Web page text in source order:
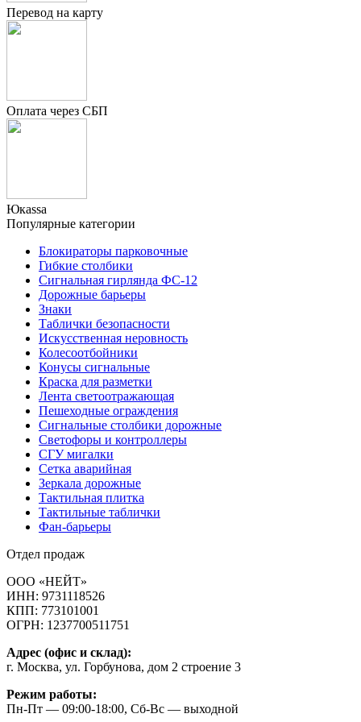
Перевод на карту
Оплата через СБП
Юкаssа
Популярные категории
Блокираторы парковочные
Гибкие столбики
Сигнальная гирлянда ФС-12
Дорожные барьеры
Знаки
Таблички безопасности
Искусственная неровность
Колесоотбойники
Конусы сигнальные
Краска для разметки
Лента светоотражающая
Пешеходные ограждения
Сигнальные столбики дорожные
Светофоры и контроллеры
СГУ мигалки
Cетка аварийная
Зеркала дорожные
Тактильная плитка
Тактильные таблички
Фан-барьеры
Отдел продаж
ООО «НЕЙТ»
ИНН: 9731118526
КПП: 773101001
ОГРН: 1237700511751
Адрес (офис и склад):
г. Москва, ул. Горбунова, дом 2 строение 3
Режим работы:
Пн-Пт — 09:00-18:00, Сб-Вс — выходной